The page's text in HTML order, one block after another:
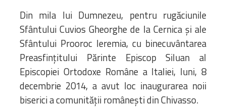
Din mila lui Dumnezeu, pentru rugăciunile
Sfântului Cuvios Gheorghe de la Cernica și ale
Sfântului Prooroc Ieremia, cu binecuvântarea
Preasfințitului Părinte Episcop Siluan al
Episcopiei Ortodoxe Române a Italiei, luni, 8
decembrie 2014, a avut loc inaugurarea noii
biserici a comunității românești din Chivasso.